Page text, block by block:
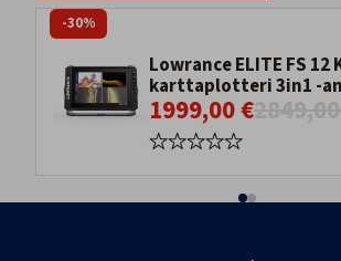
Lowrance ELITE FS 12
karttaplotteri 3in1 -
1999,00 €2849,00 €
-30%